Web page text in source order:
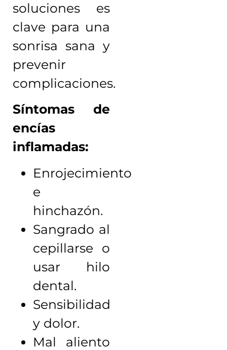
soluciones es
clave para una
sonrisa sana y
prevenir
complicaciones.
Síntomas de
encías
inflamadas:
Enrojecimiento
e
hinchazón.
Sangrado al
cepillarse o
usar hilo
dental.
Sensibilidad
y dolor.
Mal aliento